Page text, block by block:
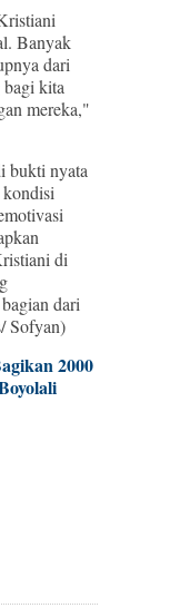
Banyak
dari
kita
mereka,"
bukti nyata
kondisi
di
dari
Sofyan)
2000